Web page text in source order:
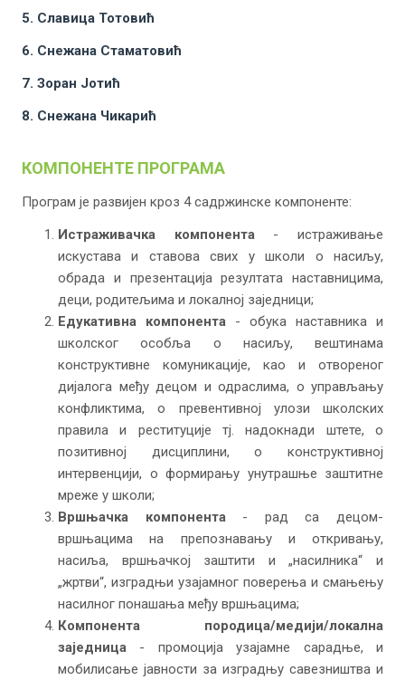
5. Славица Тотовић
6. Снежана Стаматовић
7. Зоран Јотић
8. Снежана Чикарић
КОМПОНЕНТЕ ПРОГРАМА
Програм је развијен кроз 4 садржинске компоненте:
Истраживачка компонента- истраживање
искустава и ставова свих у школи о насиљу,
обрада и презентација резултата наставницима,
деци, родитељима и локалној заједници;
Едукативна компонента - обука наставника и
школског особља о насиљу, вештинама
конструктивне комуникације, као и отвореног
дијалога међу децом и одраслима, о управљању
конфликтима, о превентивној улози школских
правила и реституције тј. надокнади штете, о
позитивној дисциплини, о конструктивној
интервенцији, о формирању унутрашње заштитне
мреже у школи;
Вршњачка компонента- рад са децом-
вршњацима на препознавању и откривању,
насиља, вршњачкој заштити и „насилника“ и
„жртви“, изградњи узајамног поверења и смањењу
насилног понашања међу вршњацима;
Компонента породица/медији/локална
заједница - промоција узајамне сарадње, и
мобилисање јавности за изградњу савезништва и